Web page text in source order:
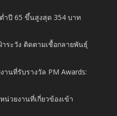
ำปี 65 ขึ้นสูงสุด 354 บาท
าระวัง ติดตามเชื้อกลายพันธุ์
นที่รับรางวัล PM Awards:
น่วยงานที่เกี่ยวข้องเข้า